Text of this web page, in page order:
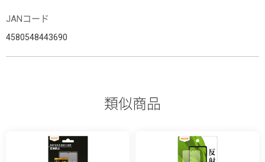
JANコード
4580548443690
類似商品